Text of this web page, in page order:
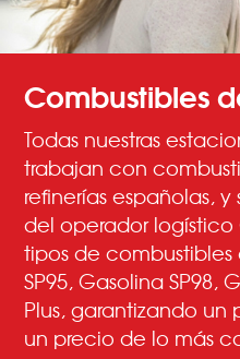
Combustibles
Todas nuestras
trabajan con
refinerías españolas, y
del operador logístico
tipos de
SP95, Gasolina SP98,
Plus, garantizando
un precio de lo más